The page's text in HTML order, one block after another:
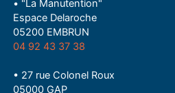
• "La Manutention"
Espace Delaroche
05200 EMBRUN
04 92 43 37 38
• 27 rue Colonel Roux
05000 GAP